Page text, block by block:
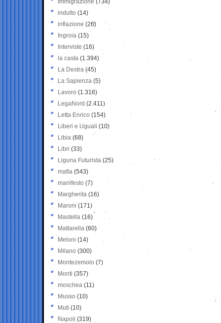
Immigrazione (734)
indulto (14)
inflazione (26)
Ingroia (15)
Interviste (16)
la casta (1.394)
La Destra (45)
La Sapienza (5)
Lavoro (1.316)
LegaNord (2.411)
Letta Enrico (154)
Liberi e Uguali (10)
Libia (68)
Libri (33)
Liguria Futurista (25)
mafia (543)
manifesto (7)
Margherita (16)
Maroni (171)
Mastella (16)
Mattarella (60)
Meloni (14)
Milano (300)
Montezemolo (7)
Monti (357)
moschea (11)
Musso (10)
Muti (10)
Napoli (319)